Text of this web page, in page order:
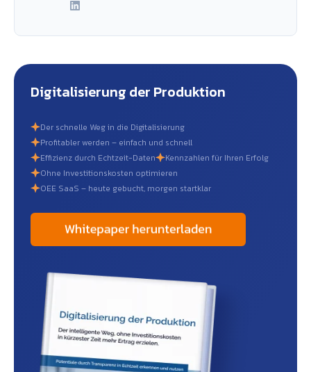
Digitalisierung der Produktion
Der schnelle Weg in die Digitalisierung
Profitabler werden – einfach und schnell
Effizienz durch Echtzeit-Daten
Kennzahlen für Ihren Erfolg
Ohne Investitionskosten optimieren
OEE SaaS – heute gebucht, morgen startklar